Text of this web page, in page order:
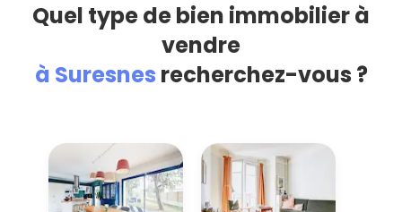
Quel type de bien immobilier à
vendre
à Suresnes recherchez-vous ?